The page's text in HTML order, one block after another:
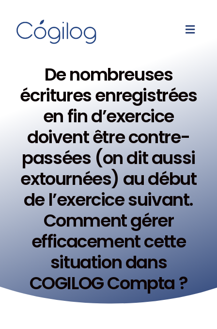
De nombreuses
écritures enregistrées
en fin d’exercice
doivent être contre-
passées (on dit aussi
extournées) au début
de l’exercice suivant.
Comment gérer
efficacement cette
situation dans
COGILOG Compta ?